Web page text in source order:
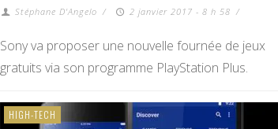
Stéphane D'Angelo / 2 janvier 2017 - 8 h 58 /
Sony va proposer une nouvelle fournée de jeux
gratuits via son programme PlayStation Plus.
HIGH-TECH